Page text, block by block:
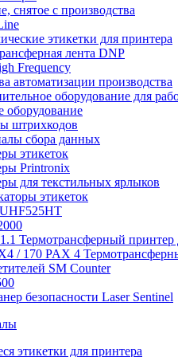
снятое с производства
этикетки для принтера
лента DNP
Frequency
автоматизации производства
оборудование для
оборудование
штрихкодов
сбора данных
этикеток
Printronix
для текстильных ярлыков
этикеток
Термотрансферный принтер
/ 170 PAX 4
SM Counter
безопасности Laser Sentinel
этикетки для принтера